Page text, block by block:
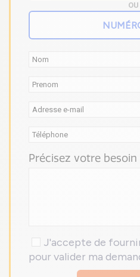
OU
Précisez votre besoin
J'accepte de
pour valider ma